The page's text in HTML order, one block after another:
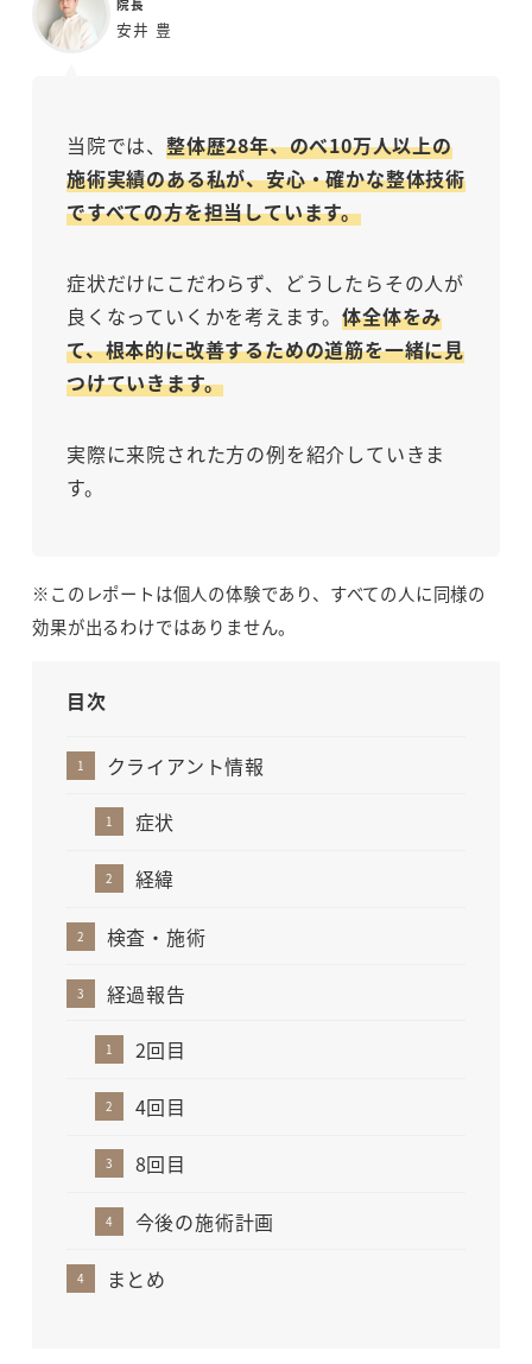
院長
安井 豊
当院では、 整体歴28年、のべ10万人以上の
施術実績のある私が、安心・確かな整体技術
ですべての方を担当しています。
症状だけにこだわらず、どうしたらその人が
良くなっていくかを考えます。体全体をみ
て、根本的に改善するための道筋を一緒に見
つけていきます。
実際に来院された方の例を紹介していきま
す。
※このレポートは個人の体験であり、すべての人に同様の
効果が出るわけではありません。
目次
クライアント情報
症状
経緯
検査・施術
経過報告
2回目
4回目
8回目
今後の施術計画
まとめ